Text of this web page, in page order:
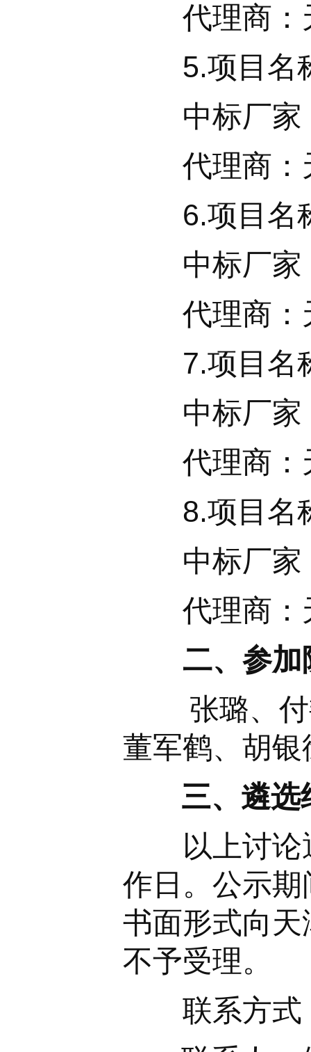
代理商：天
5.项目名称
中标厂家：
代理商：
6.项目名称
中标厂家
代理商：天
7.项目名
中标厂家
代理商：
8.项目名称
中标厂家：
代理商：
二、 参加
张璐、付艳
董军鹤、胡
三、遴选
以上讨论通
作日。公示
书面形式向
不予受理。
联系方式